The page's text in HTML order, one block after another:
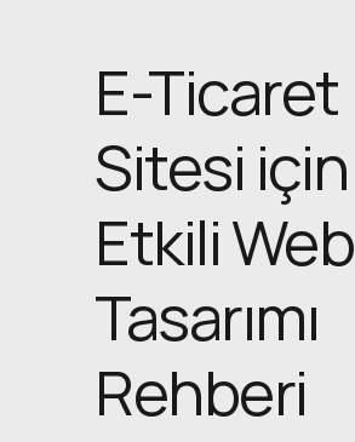
E-Ticaret
Sitesi için
Etkili Web
Tasarımı
Rehberi